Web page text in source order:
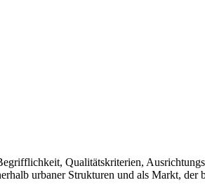
Qualitätskriterien,
urbaner Strukturen und als Markt, der